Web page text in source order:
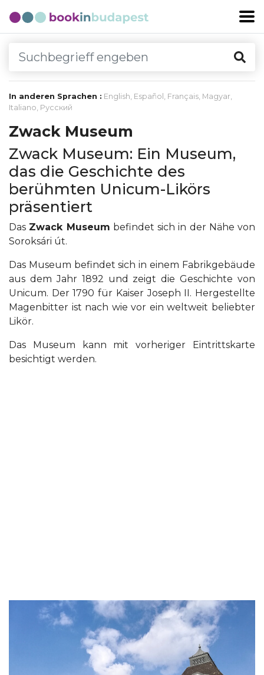
In anderen Sprachen : English, Español , Français, Magyar,
Italiano, Русский
Zwack Museum
Zwack Museum: Ein Museum,
das die Geschichte des
berühmten Unicum-Likörs
präsentiert
Das Zwack Museum befindet sich in der Nähe von
Soroksári út.
Das Museum befindet sich in einem Fabrikgebäude
aus dem Jahr 1892 und zeigt die Geschichte von
Unicum. Der 1790 für Kaiser Joseph II. Hergestellte
Magenbitter ist nach wie vor ein weltweit beliebter
Likör.
Das Museum kann mit vorheriger Eintrittskarte
besichtigt werden.